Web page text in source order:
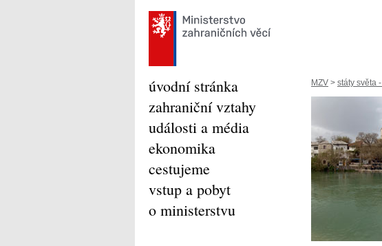
MZV > státy světa
úvodní stránka
zahraniční vztahy
události a média
ekonomika
cestujeme
vstup a pobyt
o ministerstvu